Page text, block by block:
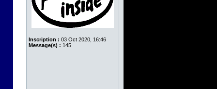
Inscription : 03 Oct 2020, 16:46
Message(s) : 145